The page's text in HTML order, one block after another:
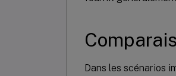
Dans les scénarios